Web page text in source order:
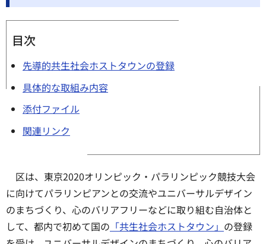
目次
先導的共生社会ホストタウンの登録
具体的な取組み内容
添付ファイル
関連リンク
区は、東京2020オリンピック・パラリンピック競技大会
に向けてパラリンピアンとの交流やユニバーサルデザイン
のまちづくり、心のバリアフリーなどに取り組む自治体と
して、都内で初めて国の 「共生社会ホストタウン」 の登録